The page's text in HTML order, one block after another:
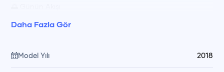
Tur boyunca turkuaz sularda yüzme molaları 🏊‍♂️ vererek
🍽️ taze hazırlanmış yemeğiniz, koyun huzurlu manzarası
Daha Fazla Gör
Model Yılı 2018